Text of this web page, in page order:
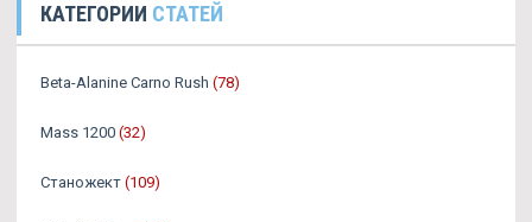
КАТЕГОРИИ СТАТЕЙ
Beta-Alanine Carno Rush (78)
Mass 1200 (32)
Станожект (109)